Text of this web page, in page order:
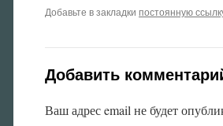
Добавьте в закладки постоянную
Добавить
Ваш адрес email не будет